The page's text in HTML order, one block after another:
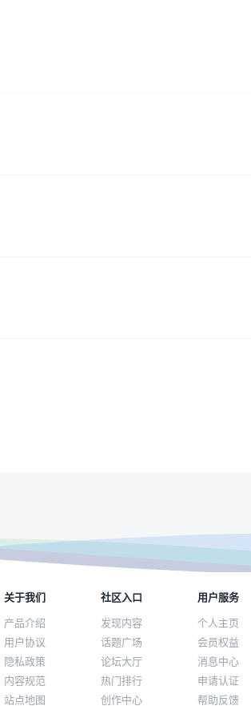
关于我们
产品介绍
用户协议
隐私政策
内容规范
站点地图
社区入口
发现内容
话题广场
论坛大厅
热门排行
创作中心
用户服务
个人主页
会员权益
消息中心
申请认证
帮助反馈